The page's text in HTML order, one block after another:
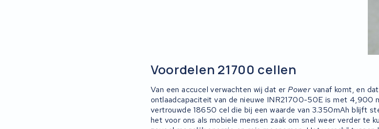
Voordelen 21700 cellen
Van een accucel verwachten wij dat erPower vanaf komt, en
ontlaadcapaciteit van de nieuwe INR21700-50E is met 4,900
vertrouwde 18650 cel die bij een waarde van 3.350mAh blijft
het voor ons als mobiele mensen zaak om snel weer verder te